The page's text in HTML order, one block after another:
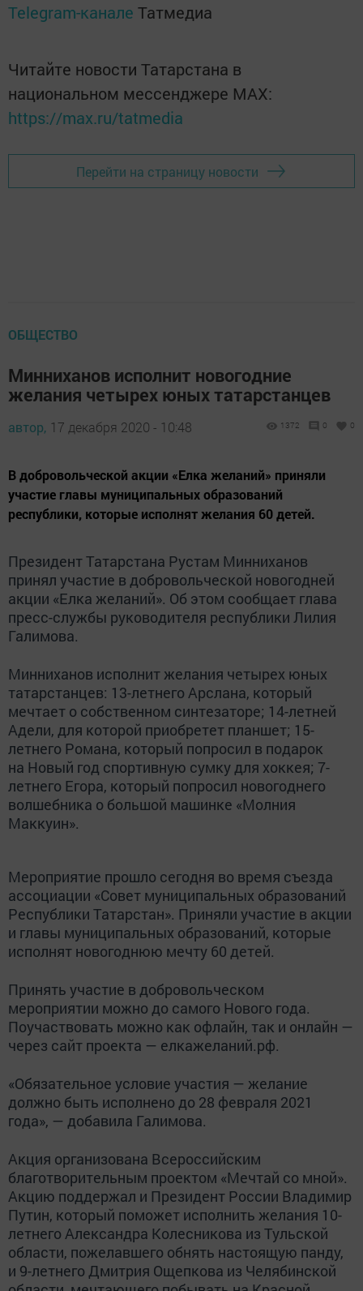
Telegram-канале Татмедиа
Читайте новости Татарстана в
национальном мессенджере MАХ:
https://max.ru/tatmedia
Перейти на страницу новости
ОБЩЕСТВО
Минниханов исполнит новогодние
желания четырех юных татарстанцев
автор, 17 декабря 2020 - 10:48 1372 0 0
В добровольческой акции «Елка желаний» приняли
участие главы муниципальных образований
республики, которые исполнят желания 60 детей.
Президент Татарстана Рустам Минниханов
принял участие в добровольческой новогодней
акции «Елка желаний». Об этом сообщает глава
пресс-службы руководителя республики Лилия
Галимова.
Минниханов исполнит желания четырех юных
татарстанцев: 13-летнего Арслана, который
мечтает о собственном синтезаторе; 14-летней
Адели, для которой приобретет планшет; 15-
летнего Романа, который попросил в подарок
на Новый год спортивную сумку для хоккея; 7-
летнего Егора, который попросил новогоднего
волшебника о большой машинке «Молния
Маккуин».
Мероприятие прошло сегодня во время съезда
ассоциации «Совет муниципальных образований
Республики Татарстан». Приняли участие в акции
и главы муниципальных образований, которые
исполнят новогоднюю мечту 60 детей.
Принять участие в добровольческом
мероприятии можно до самого Нового года.
Поучаствовать можно как офлайн, так и онлайн —
через сайт проекта — елкажеланий.рф.
«Обязательное условие участия — желание
должно быть исполнено до 28 февраля 2021
года», — добавила Галимова.
Акция организована Всероссийским
благотворительным проектом «Мечтай со мной».
Акцию поддержал и Президент России Владимир
Путин, который поможет исполнить желания 10-
летнего Александра Колесникова из Тульской
области, пожелавшего обнять настоящую панду,
и 9-летнего Дмитрия Ощепкова из Челябинской